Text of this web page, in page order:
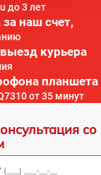
до 3 лет
наш счет,
курьера
планшета
от 35 минут
со